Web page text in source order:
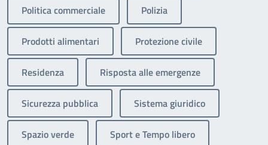
Politica commerciale Polizia
Prodotti alimentari Protezione civile
Residenza Risposta alle emergenze
Sicurezza pubblica Sistema giuridico
Spazio verde Sport e Tempo libero